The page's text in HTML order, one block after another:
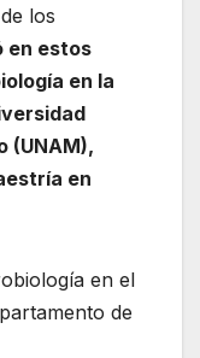
los
en estos
en la
(UNAM),
en
en el
de